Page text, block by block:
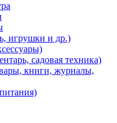
игрушки и др.)
садовая техника)
книги, журналы,